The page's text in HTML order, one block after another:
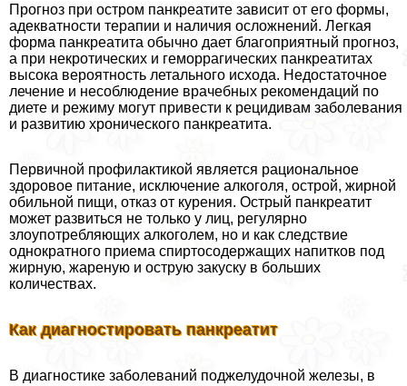
Прогноз при остром панкреатите зависит от его формы,
адекватности терапии и наличия осложнений. Легкая
форма панкреатита обычно дает благоприятный прогноз,
а при некротических и геморрагических панкреатитах
высока вероятность летального исхода. Недостаточное
лечение и несоблюдение врачебных рекомендаций по
диете и режиму могут привести к рецидивам заболевания
и развитию хронического панкреатита.
Первичной профилактикой является рациональное
здоровое питание, исключение алкоголя, острой, жирной
обильной пищи, отказ от курения. Острый панкреатит
может развиться не только у лиц, регулярно
злоупотребляющих алкоголем, но и как следствие
однократного приема спиртосодержащих напитков под
жирную, жареную и острую закуску в больших
количествах.
Как диагностировать панкреатит
В диагностике заболеваний поджелудочной железы, в